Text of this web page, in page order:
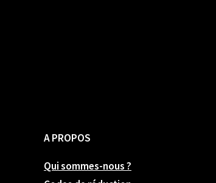
A PROPOS
Qui sommes-nous ?